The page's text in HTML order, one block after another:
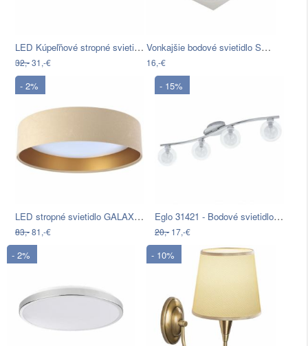
LED Kúpeľňové stropné svietidlo BRAVO…
32,-31,-€
Vonkajšie bodové svietidlo SARA 1xGU10…
16,-€
- 2%
LED stropné svietidlo GALAXY LED/24W…
83,-81,-€
- 15%
Eglo 31421 - Bodové svietidlo ROSARNO…
20,-17,-€
- 2% - 10%